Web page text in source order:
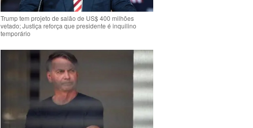
Trump tem projeto de salão de US$ 400 milhões
vetado; Justiça reforça que presidente é inquilino
temporário